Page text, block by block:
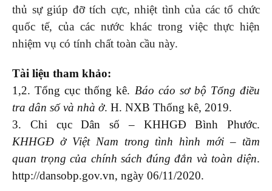
thủ sự giúp đỡ tích cực, nhiệt tình của các tổ chức
quốc tế, của các nước khác trong việc thực hiện
nhiệm vụ có tính chất toàn cầu này.
Tài liệu tham khảo:
1,2. Tổng cục thống kê. Báo cáo sơ bộ Tổng điều
tra dân số và nhà ở. H. NXB Thống kê, 2019.
3. Chi cục Dân số – KHHGĐ Bình Phước.
KHHGĐ ở Việt Nam trong tình hình mới – tầm
quan trọng của chính sách đúng đắn và toàn diện.
http://dansobp.gov.vn, ngày 06/11/2020.